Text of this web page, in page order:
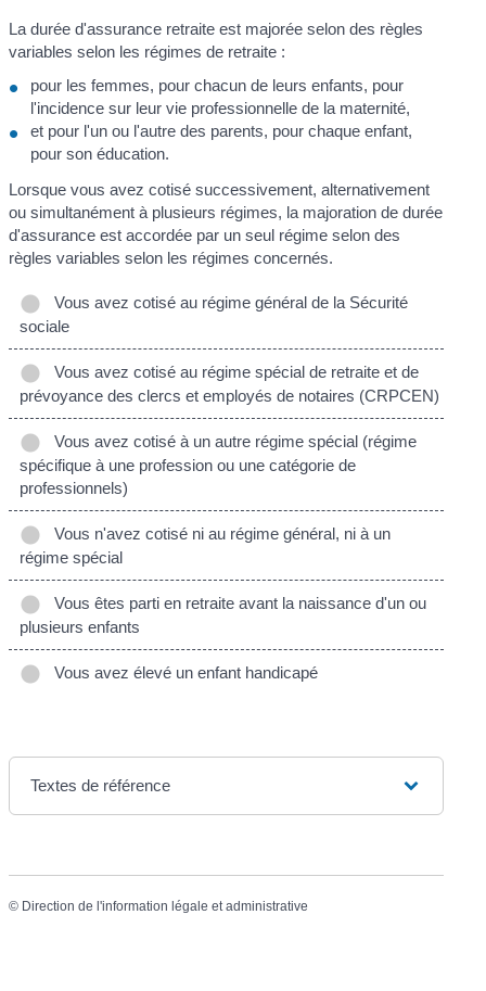
La durée d'assurance retraite est majorée selon des règles
variables selon les régimes de retraite :
pour les femmes, pour chacun de leurs enfants, pour
l'incidence sur leur vie professionnelle de la maternité,
et pour l'un ou l'autre des parents, pour chaque enfant,
pour son éducation.
Lorsque vous avez cotisé successivement, alternativement
ou simultanément à plusieurs régimes, la majoration de durée
d'assurance est accordée par un seul régime selon des
règles variables selon les régimes concernés.
Vous avez cotisé au régime général de la Sécurité
sociale
Vous avez cotisé au régime spécial de retraite et de
prévoyance des clercs et employés de notaires (CRPCEN)
Vous avez cotisé à un autre régime spécial (régime
spécifique à une profession ou une catégorie de
professionnels)
Vous n'avez cotisé ni au régime général, ni à un
régime spécial
Vous êtes parti en retraite avant la naissance d'un ou
plusieurs enfants
Vous avez élevé un enfant handicapé
Textes de référence
© Direction de l'information légale et administrative